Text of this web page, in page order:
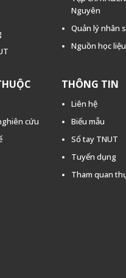
Nguyên
Quản lý nhân
Nguồn học
cứu
THÔNG TIN
Liên hệ
Biểu mẫu
Sổ tay TNUT
Tuyển dụng
Tham quan